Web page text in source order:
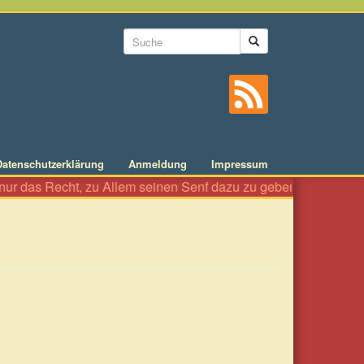
Suchformular
Anmeldung Impressum
Recht, zu Allem seinen Senf dazu zu geben wie an einer